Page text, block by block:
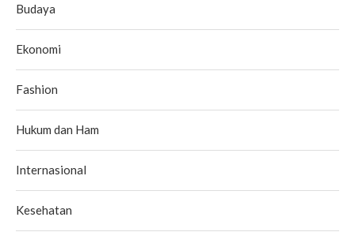
Budaya
Ekonomi
Fashion
Hukum dan Ham
Internasional
Kesehatan